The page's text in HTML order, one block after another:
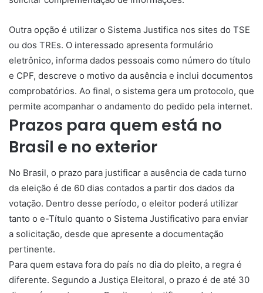
Outra opção é utilizar o Sistema Justifica nos sites do TSE
ou dos TREs. O interessado apresenta formulário
eletrônico, informa dados pessoais como número do título
e CPF, descreve o motivo da ausência e inclui documentos
comprobatórios. Ao final, o sistema gera um protocolo, que
permite acompanhar o andamento do pedido pela internet.
Prazos para quem está no
Brasil e no exterior
No Brasil, o prazo para justificar a ausência de cada turno
da eleição é de 60 dias contados a partir dos dados da
votação. Dentro desse período, o eleitor poderá utilizar
tanto o e-Título quanto o Sistema Justificativo para enviar
a solicitação, desde que apresente a documentação
pertinente.
Para quem estava fora do país no dia do pleito, a regra é
diferente. Segundo a Justiça Eleitoral, o prazo é de até 30